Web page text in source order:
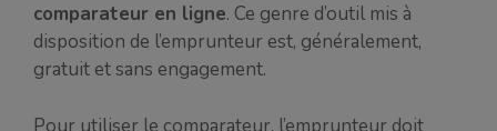
comparateur en ligne. Ce genre d’outil mis à
disposition de l’emprunteur est, généralement,
gratuit et sans engagement.
Pour utiliser le comparateur, l’emprunteur doit